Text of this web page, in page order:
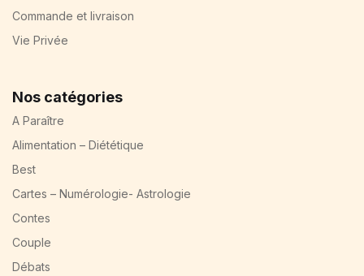
Commande et livraison
Vie Privée
Nos catégories
A Paraître
Alimentation – Diététique
Best
Cartes – Numérologie- Astrologie
Contes
Couple
Débats